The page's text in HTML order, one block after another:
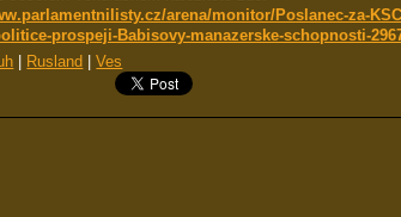
arena/monitor/Poslanec-za-
prospeji-Babisovy-manazerske-schopnosti-
Rusland Ves